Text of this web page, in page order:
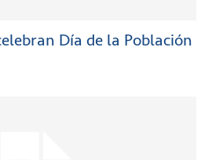
Día de la Población